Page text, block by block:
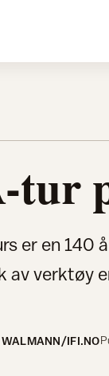
tur
er en 140
av verktøy
WALMANN/IFI.NO